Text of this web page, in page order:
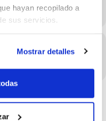
hayan recopilado a
sus servicios.
Mostrar detalles